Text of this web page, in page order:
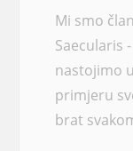
Mi smo
Saecularis
nastojimo
primjeru
brat